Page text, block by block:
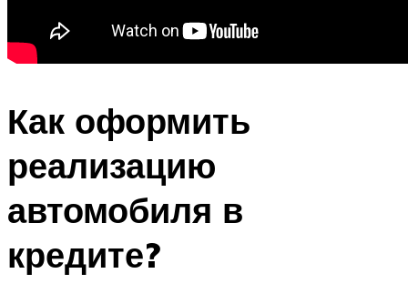
Как оформить
реализацию
автомобиля в
кредите?